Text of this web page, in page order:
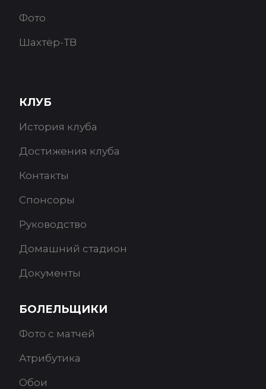
Фото
Шахтёр-ТВ
КЛУБ
История клуба
Достижения клуба
Контакты
Спонсоры
Руководство
Домашний стадион
Документы
БОЛЕЛЬЩИКИ
Фото с матчей
Атрибутика
Обои